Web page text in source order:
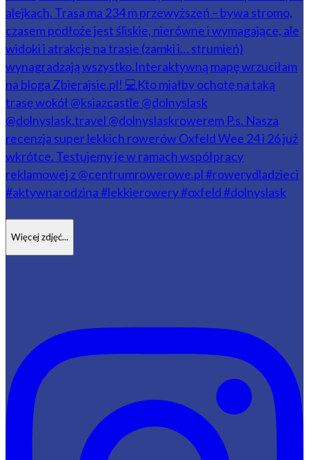
Więcej zdjęć...